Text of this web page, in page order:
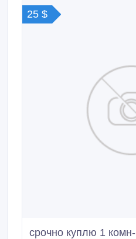
25 $
срочно куплю 1